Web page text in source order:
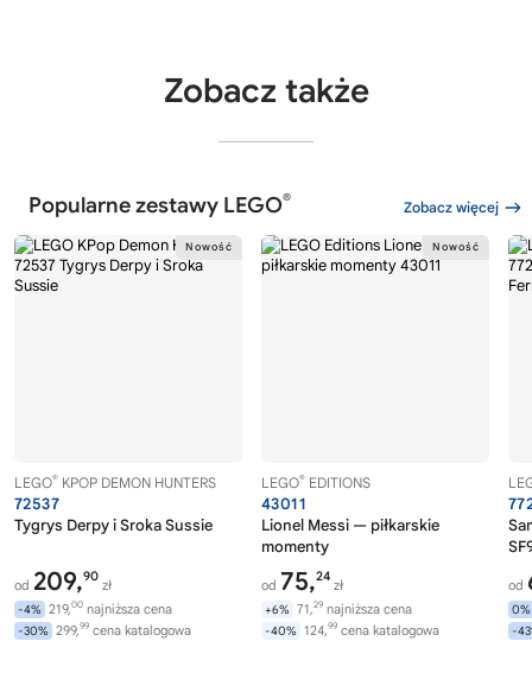
Zobacz także
Popularne zestawy LEGO® Zobacz więcej
LEGO® KPOP DEMON HUNTERS
72537
Tygrys Derpy i Sroka Sussie
od 209,90
zł
-4% 219,00 najniższa cena
-30% 299,99 cena katalogowa
LEGO® EDITIONS
43011
Lionel Messi — piłkarskie
momenty
od 75,24
zł
+6% 71,29 najniższa cena
-40% 124,99 cena katalogowa
od
0%
-